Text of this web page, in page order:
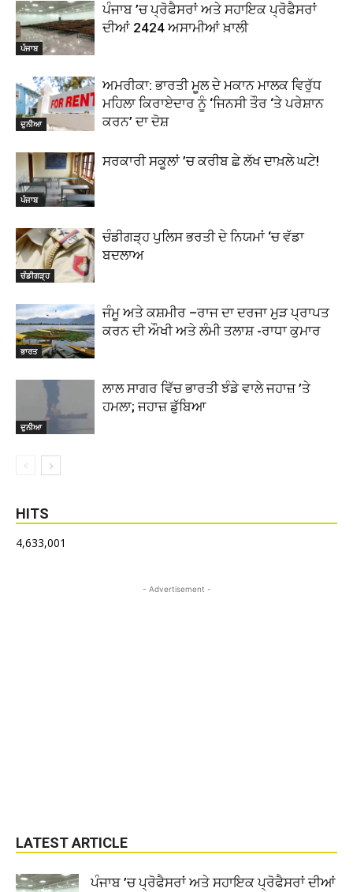
ਪੰਜਾਬ
ਪੰਜਾਬ ’ਚ ਪ੍ਰੋਫੈਸਰਾਂ ਅਤੇ ਸਹਾਇਕ ਪ੍ਰੋਫੈਸਰਾਂ
ਦੀਆਂ 2424 ਅਸਾਮੀਆਂ ਖ਼ਾਲੀ
ਦੁਨੀਆ
ਅਮਰੀਕਾ: ਭਾਰਤੀ ਮੂਲ ਦੇ ਮਕਾਨ ਮਾਲਕ ਵਿਰੁੱਧ
ਮਹਿਲਾ ਕਿਰਾਏਦਾਰ ਨੂੰ ‘ਜਿਨਸੀ ਤੌਰ ‘ਤੇ ਪਰੇਸ਼ਾਨ
ਕਰਨ’ ਦਾ ਦੋਸ਼
ਪੰਜਾਬ
ਸਰਕਾਰੀ ਸਕੂਲਾਂ ’ਚ ਕਰੀਬ ਛੇ ਲੱਖ ਦਾਖ਼ਲੇ ਘਟੇ!
ਚੰਡੀਗੜ੍ਹ
ਚੰਡੀਗੜ੍ਹ ਪੁਲਿਸ ਭਰਤੀ ਦੇ ਨਿਯਮਾਂ ‘ਚ ਵੱਡਾ
ਬਦਲਾਅ
ਭਾਰਤ
ਜੰਮੂ ਅਤੇ ਕਸ਼ਮੀਰ –ਰਾਜ ਦਾ ਦਰਜਾ ਮੁੜ ਪ੍ਰਾਪਤ
ਕਰਨ ਦੀ ਔਖੀ ਅਤੇ ਲੰਮੀ ਤਲਾਸ਼ -ਰਾਧਾ ਕੁਮਾਰ
ਦੁਨੀਆ
ਲਾਲ ਸਾਗਰ ਵਿੱਚ ਭਾਰਤੀ ਝੰਡੇ ਵਾਲੇ ਜਹਾਜ਼ ’ਤੇ
ਹਮਲਾ; ਜਹਾਜ਼ ਡੁੱਬਿਆ
HITS
4,633,001
- Advertisement -
LATEST ARTICLE
ਪੰਜਾਬ ’ਚ ਪ੍ਰੋਫੈਸਰਾਂ ਅਤੇ ਸਹਾਇਕ ਪ੍ਰੋਫੈਸਰਾਂ ਦੀਆਂ